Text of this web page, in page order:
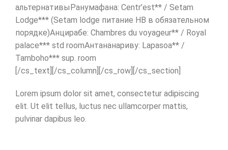
альтернативыРанумафана: Centr’est** / Setam
Lodge*** (Setam lodge питание НВ в обязательном
порядке)Анцирабе: Chambres du voyageur** / Royal
palace*** std roomАнтананариву: Lapasoa** /
Tamboho*** sup. room
[/cs_text][/cs_column][/cs_row][/cs_section]
Lorem ipsum dolor sit amet, consectetur adipiscing
elit. Ut elit tellus, luctus nec ullamcorper mattis,
pulvinar dapibus leo.